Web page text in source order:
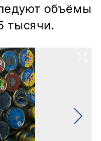
объёмы
тысячи.